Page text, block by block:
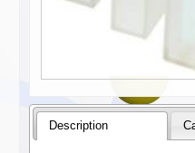
Description